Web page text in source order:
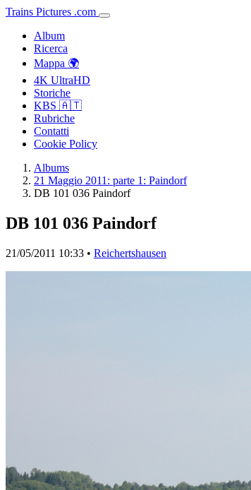
Trains Pictures .com
Album
Ricerca
Mappa 🌍
4K UltraHD
Storiche
KBS 🇦🇹
Rubriche
Contatti
Cookie Policy
Albums
21 Maggio 2011: parte 1: Paindorf
DB 101 036 Paindorf
DB 101 036 Paindorf
21/05/2011 10:33 • Reichertshausen